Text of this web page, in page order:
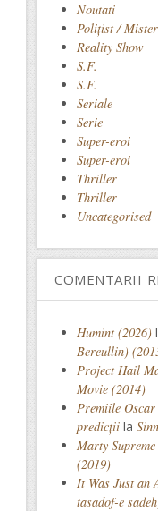
Noutati
Polițist / Mister
Reality Show
S.F.
S.F.
Seriale
Serie
Super-eroi
Super-eroi
Thriller
Thriller
Uncategorised
COMENTARII
Humint (2026)
Bereullin)
Project Hail
Movie (2014)
Premiile
predicții la
Marty
(2019)
It Was Just an
tasadof-e